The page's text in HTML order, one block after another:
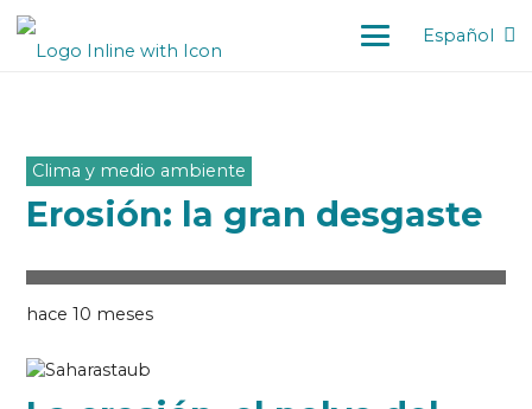
Español
Clima y medio ambiente
Erosión: la gran desgaste
hace 10 meses